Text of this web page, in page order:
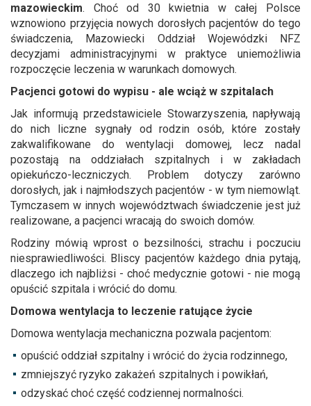
mazowieckim. Choć od 30 kwietnia w całej Polsce
wznowiono przyjęcia nowych dorosłych pacjentów do tego
świadczenia, Mazowiecki Oddział Wojewódzki NFZ
decyzjami administracyjnymi w praktyce uniemożliwia
rozpoczęcie leczenia w warunkach domowych.
Pacjenci gotowi do wypisu - ale wciąż w szpitalach
Jak informują przedstawiciele Stowarzyszenia, napływają
do nich liczne sygnały od rodzin osób, które zostały
zakwalifikowane do wentylacji domowej, lecz nadal
pozostają na oddziałach szpitalnych i w zakładach
opiekuńczo-leczniczych. Problem dotyczy zarówno
dorosłych, jak i najmłodszych pacjentów - w tym niemowląt.
Tymczasem w innych województwach świadczenie jest już
realizowane, a pacjenci wracają do swoich domów.
Rodziny mówią wprost o bezsilności, strachu i poczuciu
niesprawiedliwości. Bliscy pacjentów każdego dnia pytają,
dlaczego ich najbliżsi - choć medycznie gotowi - nie mogą
opuścić szpitala i wrócić do domu.
Domowa wentylacja to leczenie ratujące życie
Domowa wentylacja mechaniczna pozwala pacjentom:
opuścić oddział szpitalny i wrócić do życia rodzinnego,
zmniejszyć ryzyko zakażeń szpitalnych i powikłań,
odzyskać choć część codziennej normalności.